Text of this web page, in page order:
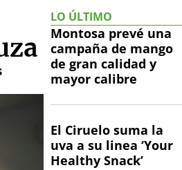
LO ÚLTIMO
Montosa prevé una
campaña de mango
de gran calidad y
mayor calibre
El Ciruelo suma la
uva a su linea ‘Your
Healthy Snack’